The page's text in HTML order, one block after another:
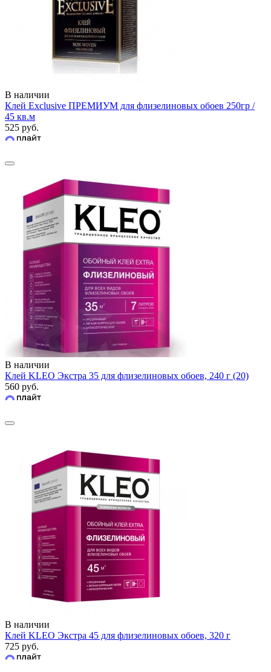
В наличии
Клей Exclusive ПРЕМИУМ для флизелиновых обоев 250гр /
45 кв.м
525 руб.
В наличии
Клей KLEO Экстра 35 для флизелиновых обоев, 240 г (20)
560 руб.
В наличии
Клей KLEO Экстра 45 для флизелиновых обоев, 320 г
725 руб.